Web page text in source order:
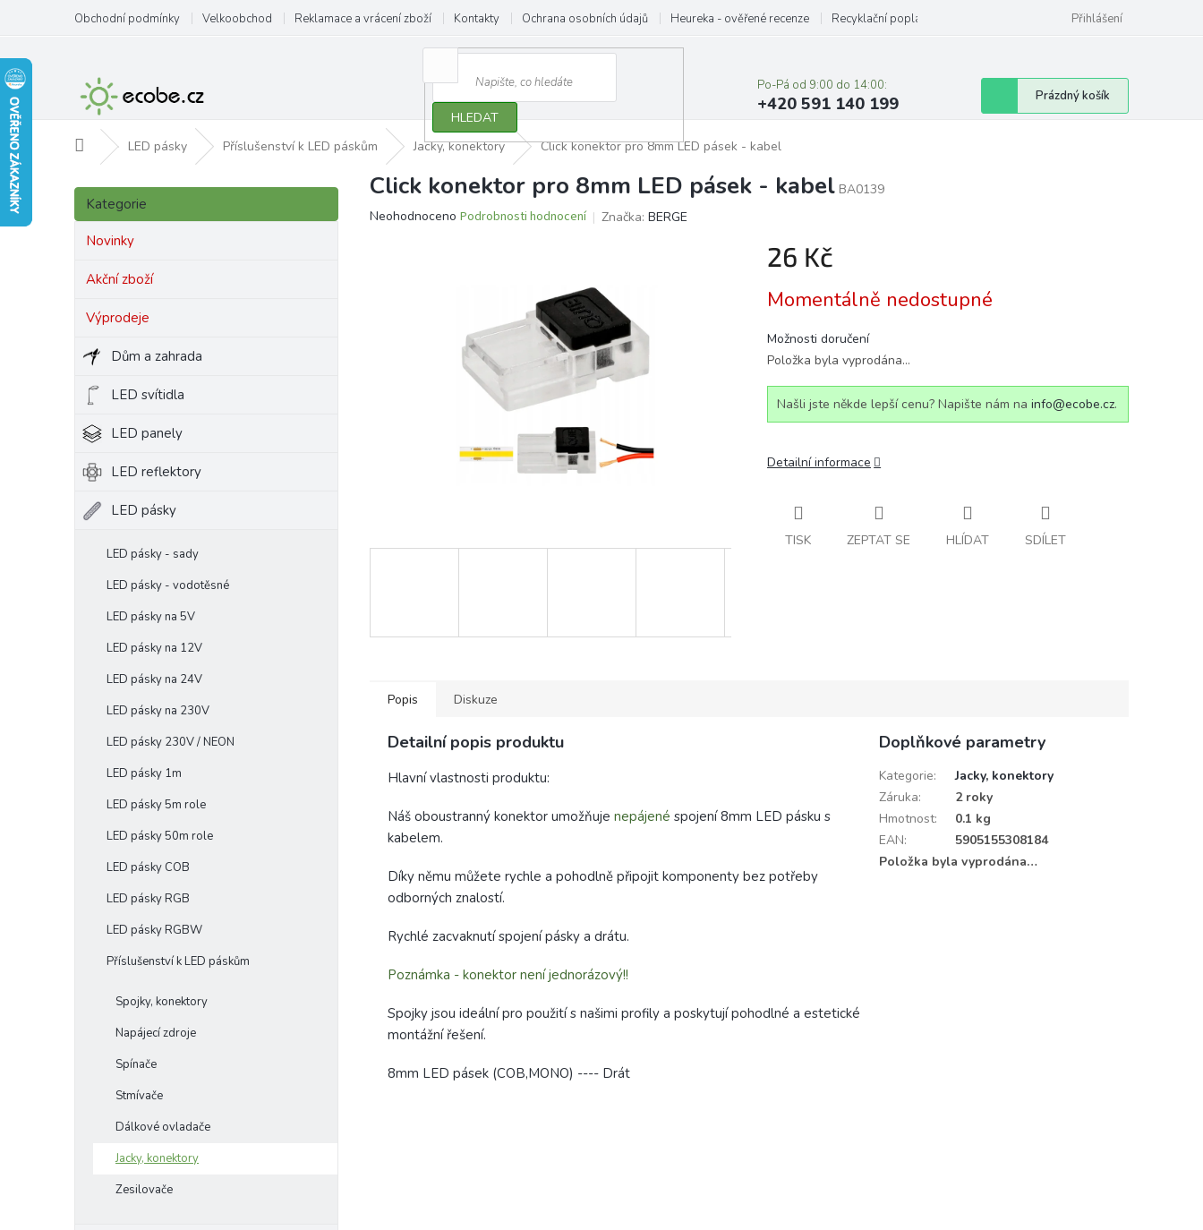
obsah
Obchodní podmínky Velkoobchod Reklamace a vrácení zboží Kontakty Ochrana osobních údajů Heureka - ověřené recenze Recyklační poplatky Přihlášení
HLEDAT
Po-Pá od 9:00 do 14:00:
+420 591 140 199
Nákupní
košík
Prázdný košík
Domů LED pásky Příslušenství k LED páskům Jacky, konektory Click konektor pro 8mm LED pásek - kabel
P
s
p
Přeskočit
kategorie
Kategorie
Novinky
Akční zboží
Výprodeje
Dům a zahrada
LED svítidla
LED panely
LED reflektory
LED pásky
LED pásky - sady
LED pásky - vodotěsné
LED pásky na 5V
LED pásky na 12V
LED pásky na 24V
LED pásky na 230V
LED pásky 230V / NEON
LED pásky 1m
LED pásky 5m role
LED pásky 50m role
LED pásky COB
LED pásky RGB
LED pásky RGBW
Příslušenství k LED páskům
Spojky, konektory
Napájecí zdroje
Spínače
Stmívače
Dálkové ovladače
Jacky, konektory
Zesilovače
Click konektor pro 8mm LED pásek - kabel BA0139
Průměrné
Neohodnoceno Podrobnosti hodnocení Značka: BERGE
26 Kč
cena:
Momentálně nedostupné
Možnosti doručení
Položka byla vyprodána…
Našli jste někde lepší cenu? Napište nám na info@ecobe.cz.
Detailní informace
TISK ZEPTAT SE HLÍDAT SDÍLET
Popis Diskuze
Detailní popis produktu
Hlavní vlastnosti produktu:
Náš oboustranný konektor umožňuje nepájené spojení 8mm LED pásku s
kabelem.
Díky němu můžete rychle a pohodlně připojit komponenty bez potřeby
odborných znalostí.
Rychlé zacvaknutí spojení pásky a drátu.
Poznámka - konektor není jednorázový!!
Spojky jsou ideální pro použití s našimi profily a poskytují pohodlné a estetické
montážní řešení.
8mm LED pásek (COB,MONO) ---- Drát
Doplňkové parametry
Kategorie:
Jacky, konektory
Záruka:
2 roky
Hmotnost:
0.1 kg
EAN:
5905155308184
Položka byla vyprodána…